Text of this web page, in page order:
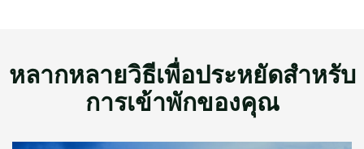
หลากหลายวิธีเพื่อประหยัดสำหรับ
การเข้าพักของคุณ